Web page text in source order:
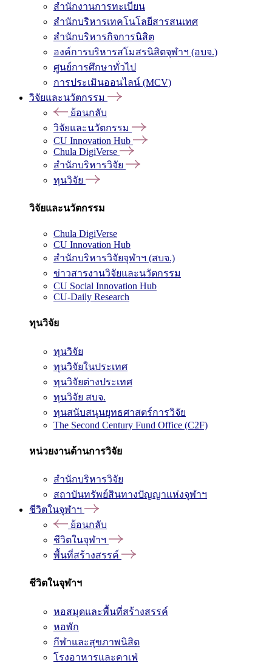
สำนักงานการทะเบียน
สำนักบริหารเทคโนโลยีสารสนเทศ
สำนักบริหารกิจการนิสิต
องค์การบริหารสโมสรนิสิตจุฬาฯ (อบจ.)
ศูนย์การศึกษาทั่วไป
การประเมินออนไลน์ (MCV)
วิจัยและนวัตกรรม
ย้อนกลับ
วิจัยและนวัตกรรม
CU Innovation Hub
Chula DigiVerse
สำนักบริหารวิจัย
ทุนวิจัย
วิจัยและนวัตกรรม
Chula DigiVerse
CU Innovation Hub
สำนักบริหารวิจัยจุฬาฯ (สบจ.)
ข่าวสารงานวิจัยและนวัตกรรม
CU Social Innovation Hub
CU-Daily Research
ทุนวิจัย
ทุนวิจัย
ทุนวิจัยในประเทศ
ทุนวิจัยต่างประเทศ
ทุนวิจัย สบจ.
ทุนสนับสนุนยุทธศาสตร์การวิจัย
The Second Century Fund Office (C2F)
หน่วยงานด้านการวิจัย
สำนักบริหารวิจัย
สถาบันทรัพย์สินทางปัญญาแห่งจุฬาฯ
ชีวิตในจุฬาฯ
ย้อนกลับ
ชีวิตในจุฬาฯ
พื้นที่สร้างสรรค์
ชีวิตในจุฬาฯ
หอสมุดและพื้นที่สร้างสรรค์
หอพัก
กีฬาและสุขภาพนิสิต
โรงอาหารและคาเฟ่